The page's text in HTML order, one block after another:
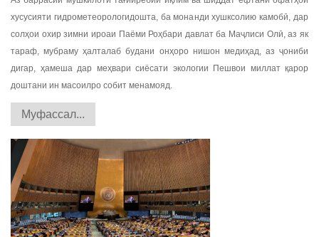
хусусияти гидрометеорологидошта, ба монанди хушксолию камобӣ, дар
солҳои охир зимни ироаи Паёми Роҳбари давлат ба Маҷлиси Олӣ, аз як
тараф, мубраму ҳалталаб будани онҳоро нишон медиҳад, аз ҷониби
дигар, ҳамеша дар меҳвари сиёсати экологии Пешвои миллат қарор
доштани ин масоилро собит менамояд.
Муфассал...